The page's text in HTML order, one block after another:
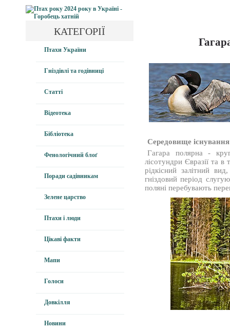
КАТЕГОРІЇ
Птахи України
Гніздівлі та годівниці
Статті
Відеотека
Бібліотека
Фенологічний блоґ
Поради садівникам
Зелене царство
Птахи і люди
Цікаві факти
Мапи
Голоси
Довкілля
Новини
Середовище існування
Гагара полярна
-
лісотундри Євразії та в
рідкісний залітний
гніздовий період
поляні перебувають